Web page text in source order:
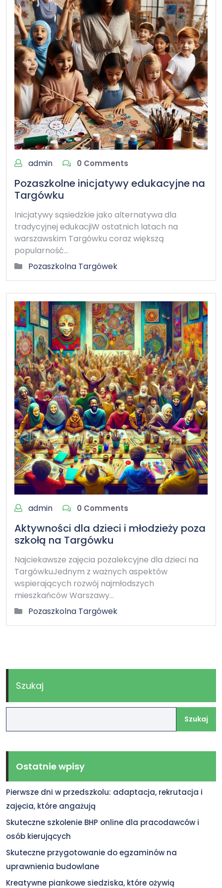
admin 0 Comments
Pozaszkolne inicjatywy edukacyjne na
Targówku
Inicjatywy sąsiedzkie jako alternatywa dla
tradycyjnej edukacjiW ostatnich latach na
warszawskim Targówku coraz większą
popularność…
Pozaszkolna Targówek
admin 0 Comments
Aktywności dla dzieci i młodzieży poza
szkołą na Targówku
Najciekawsze zajęcia pozalekcyjne dla dzieci na
TargówkuJednym z ważnych aspektów
wspierających rozwój najmłodszych
mieszkańców Warszawy…
Pozaszkolna Targówek
Szukaj
Szukaj
Ostatnie wpisy
Pierwsze dni w przedszkolu: adaptacja, rekrutacja i
zajęcia, które angażują
Skuteczne szkolenie BHP online dla pracodawców i
osób kierujących
Skuteczne przygotowanie do egzaminów na
uprawnienia budowlane
Kreatywne piankowe siedziska, które ożywią